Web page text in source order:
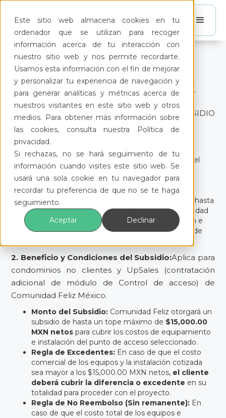
Este sitio web almacena cookies en tu
ordenador que se utilizan para recoger
información acerca de tu interacción con
nuestro sitio web y nos permite recordarte.
Usamos esta información con el fin de mejorar
y personalizar tu experiencia de navegación y
para generar analíticas y métricas acerca de
nuestros visitantes en este sitio web y otros
medios. Para obtener más información sobre
las cookies, consulta nuestra Política de
privacidad.
Si rechazas, no se hará seguimiento de tu
información cuando visites este sitio web. Se
usará una sola cookie en tu navegador para
recordar tu preferencia de que no se te haga
seguimiento.
Aceptar
Declinar
CDA Subsidio 15k
TÉRMINOS Y CONDICIONES – CAMPAÑA "SUBSIDIO
CONTROL DE ACCESO"
1. Definiciones:
Control de acceso:
Sistemas que gestionan el
flujo de personas/vehículos en condominios.
Punto de acceso:Ubicación física (entrada
peatonal/vehicular) con tecnología de acceso.
Promoción / Subsidio:
Apoyo económico de hasta
$15,000.00 MXN netosotorgado por Comunidad
Feliz y aplicado exclusivamente a la adquisición e
instalación de equipamiento para un (1) punto de
2. Beneficio y Condiciones del Subsidio:Aplica para
condominios no clientes y UpSales (contratación
adicional de módulo de Control de acceso) de
Comunidad Feliz México.
Monto del Subsidio: Comunidad Feliz otorgará un
subsidio de hasta un tope máximo de $15,000.00
MXN netos para cubrir los costos de equipamiento
e instalación del punto de acceso seleccionado.
Regla de Excedentes: En caso de que el costo
comercial de los equipos y la instalación cotizada
sea mayor a los $15,000.00 MXN netos, el cliente
deberá cubrir la diferencia o excedente en su
totalidad para proceder con el proyecto.
Regla de No Reembolso (Sin remanente): En
caso de que el costo total de los equipos e